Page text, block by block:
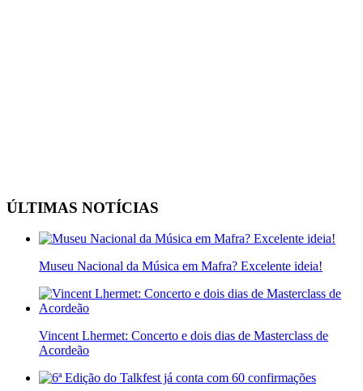
ÚLTIMAS NOTÍCIAS
Museu Nacional da Música em Mafra? Excelente ideia!
Vincent Lhermet: Concerto e dois dias de Masterclass de
Acordeão